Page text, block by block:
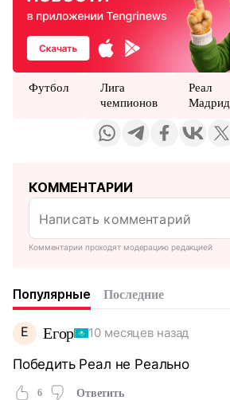
Футбол
Лига
чемпионов
Реал
Мадрид
КОММЕНТАРИИ
Комментарии проходят модерацию редакцией
Популярные Последние
Е Егор 10 месяцев назад
Победить Реал не Реально
6 Ответить